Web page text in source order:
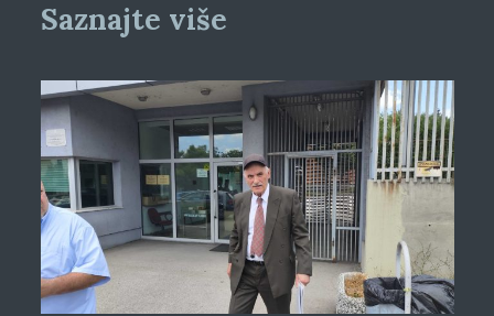
Saznajte više